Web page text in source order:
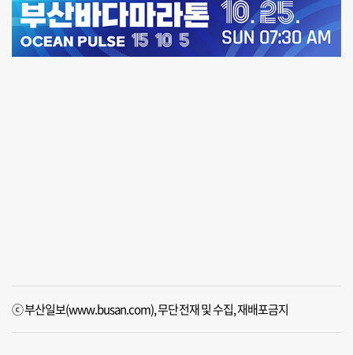
ⓒ 부산일보(www.busan.com), 무단전재 및 수집, 재배포금지